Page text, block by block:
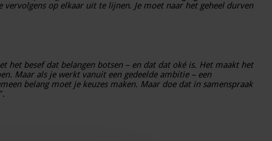
op elkaar uit te lijnen. Je moet naar het geheel durven
het besef dat belangen botsen – en dat dat oké is. Het maakt het
Maar als je werkt vanuit een gedeelde ambitie – een
belang moet je keuzes maken. Maar doe dat in samenspraak
”.